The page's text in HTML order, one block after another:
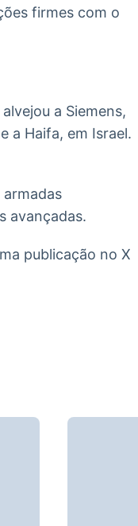
firmes com o
a Siemens,
a Haifa, em Israel.
avançadas.
publicação no X